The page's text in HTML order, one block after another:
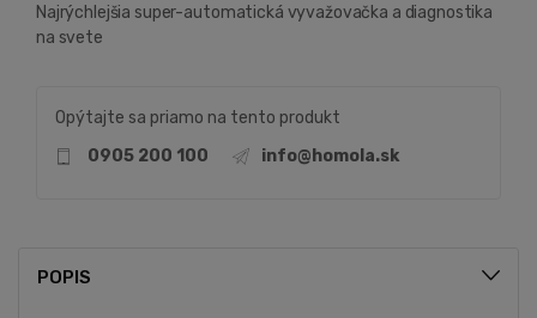
Najrýchlejšia super-automatická vyvažovačka a diagnostika
na svete
Opýtajte sa priamo na tento produkt
0905 200 100
info@homola.sk
POPIS